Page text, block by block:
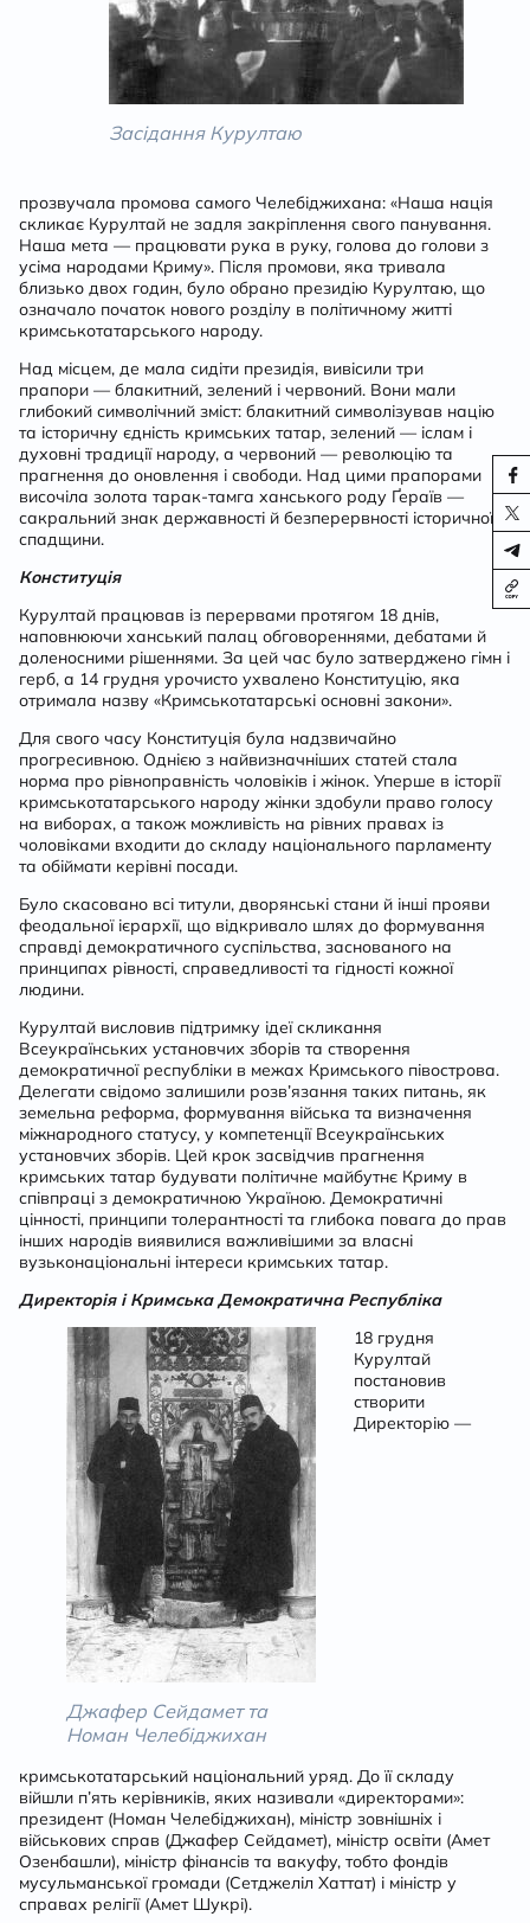
Засідання Курултаю
прозвучала промова самого Челебіджихана: «Наша нація
скликає Курултай не задля закріплення свого панування.
Наша мета — працювати рука в руку, голова до голови з
усіма народами Криму». Після промови, яка тривала
близько двох годин, було обрано президію Курултаю, що
означало початок нового розділу в політичному житті
кримськотатарського народу.
Над місцем, де мала сидіти президія, вивісили три
прапори — блакитний, зелений і червоний. Вони мали
глибокий символічний зміст: блакитний символізував націю
та історичну єдність кримських татар, зелений — іслам і
духовні традиції народу, а червоний — революцію та
прагнення до оновлення і свободи. Над цими прапорами
височіла золота тарак-тамга ханського роду Ґераїв —
сакральний знак державності й безперервності історичної
спадщини.
Конституція
Курултай працював із перервами протягом 18 днів,
наповнюючи ханський палац обговореннями, дебатами й
доленосними рішеннями. За цей час було затверджено гімн і
герб, а 14 грудня урочисто ухвалено Конституцію, яка
отримала назву «Кримськотатарські основні закони».
Для свого часу Конституція була надзвичайно
прогресивною. Однією з найвизначніших статей стала
норма про рівноправність чоловіків і жінок. Уперше в історії
кримськотатарського народу жінки здобули право голосу
на виборах, а також можливість на рівних правах із
чоловіками входити до складу національного парламенту
та обіймати керівні посади.
Було скасовано всі титули, дворянські стани й інші прояви
феодальної ієрархії, що відкривало шлях до формування
справді демократичного суспільства, заснованого на
принципах рівності, справедливості та гідності кожної
людини.
Курултай висловив підтримку ідеї скликання
Всеукраїнських установчих зборів та створення
демократичної республіки в межах Кримського півострова.
Делегати свідомо залишили розв’язання таких питань, як
земельна реформа, формування війська та визначення
міжнародного статусу, у компетенції Всеукраїнських
установчих зборів. Цей крок засвідчив прагнення
кримських татар будувати політичне майбутнє Криму в
співпраці з демократичною Україною. Демократичні
цінності, принципи толерантності та глибока повага до прав
інших народів виявилися важливішими за власні
вузьконаціональні інтереси кримських татар.
Директорія і Кримська Демократична Республіка
Джафер Сейдамет та
Номан Челебіджихан
18 грудня
Курултай
постановив
створити
Директорію —
кримськотатарський національний уряд. До її складу
війшли п’ять керівників, яких називали «директорами»:
президент (Номан Челебіджихан), міністр зовнішніх і
військових справ (Джафер Сейдамет), міністр освіти (Амет
Озенбашли), міністр фінансів та вакуфу, тобто фондів
мусульманської громади (Сетджеліл Хаттат) і міністр у
справах релігії (Амет Шукрі).